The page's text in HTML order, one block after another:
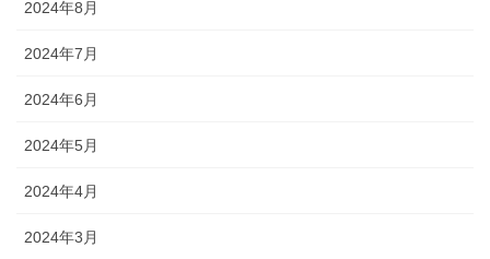
2024年8月
2024年7月
2024年6月
2024年5月
2024年4月
2024年3月